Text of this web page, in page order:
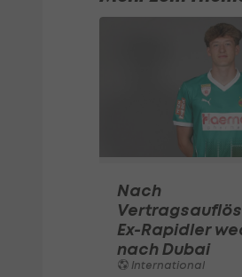
Nach
Ex-Rapidler
nach Dubai
International